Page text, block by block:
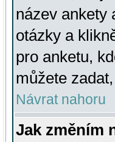
název ankety
otázky a
pro anketu,
můžete
Návrat nahoru
Jak změním